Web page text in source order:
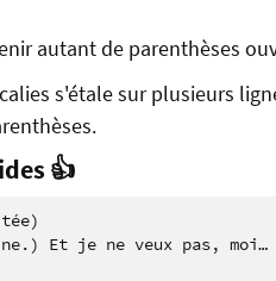
autant de parenthèses
s'étale sur plusieurs
👍
Et je ne veux pas, moi…